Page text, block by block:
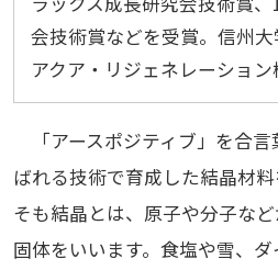
会技術賞などを受賞。信州
アクア・リジェネレーション
「アースポジティブ」を合
ばれる技術で育成した結晶材
そも結晶とは、原子や分子な
固体をいいます。食塩や雪、